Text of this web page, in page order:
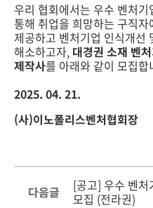
우리 협회에서는 우수 벤처
통해 취업을 희망하는 구직
제공하고 벤처기업 인식개선
해소하고자, 대경권 소재 벤
제작사를 아래와 같이 모집합
2025. 04. 21.
(사)이노폴리스벤처협회장
다음글
[공고] 우수 벤처
모집 (전라권)